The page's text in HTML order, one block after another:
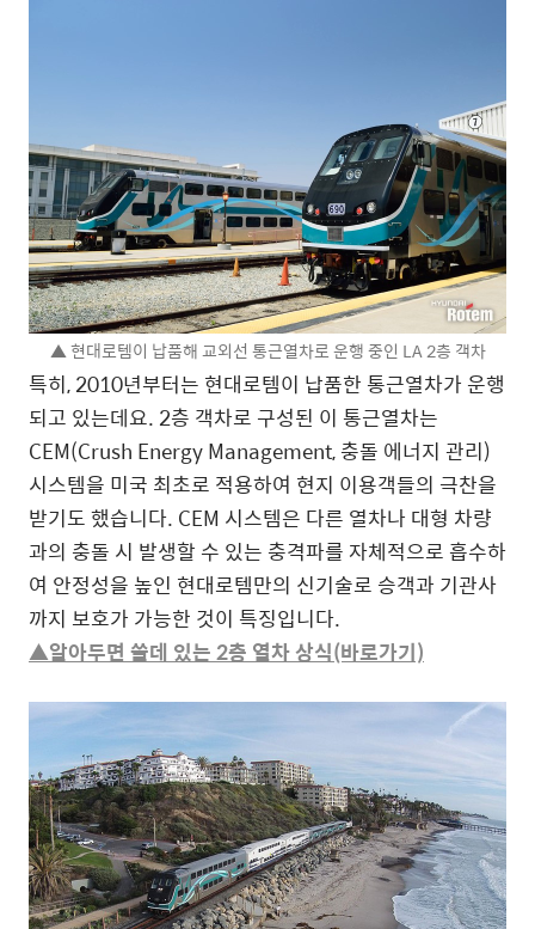
▲ 현대로템이 납품해 교외선 통근열차로 운행 중인 LA 2층 객차
특히, 2010년부터는 현대로템이 납품한 통근열차가 운행
되고 있는데요. 2층 객차로 구성된 이 통근열차는
CEM(Crush Energy Management, 충돌 에너지 관리)
시스템을 미국 최초로 적용하여 현지 이용객들의 극찬을
받기도 했습니다. CEM 시스템은 다른 열차나 대형 차량
과의 충돌 시 발생할 수 있는 충격파를 자체적으로 흡수하
여 안정성을 높인 현대로템만의 신기술로 승객과 기관사
까지 보호가 가능한 것이 특징입니다.
▲알아두면 쓸데 있는 2층 열차 상식(바로가기)